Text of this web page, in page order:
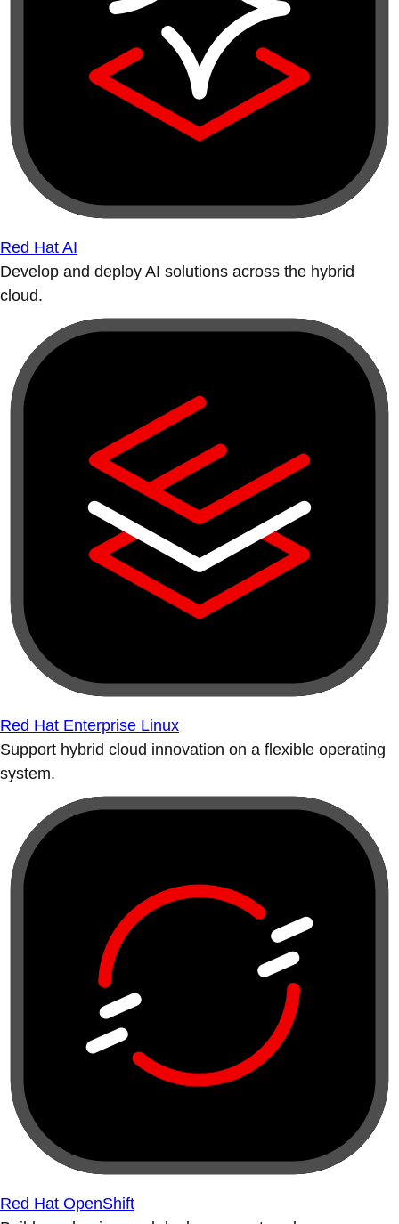
Red Hat AI
Develop and deploy AI solutions across the hybrid
cloud.
Red Hat Enterprise Linux
Support hybrid cloud innovation on a flexible operating
system.
Red Hat OpenShift